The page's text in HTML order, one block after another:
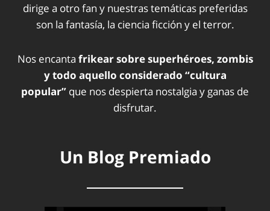
dirige a otro fan y nuestras temáticas preferidas
son la fantasía, la ciencia ficción y el terror.
Nos encanta frikear sobre superhéroes, zombis
y todo aquello considerado “cultura
popular” que nos despierta nostalgia y ganas de
disfrutar.
Un Blog Premiado